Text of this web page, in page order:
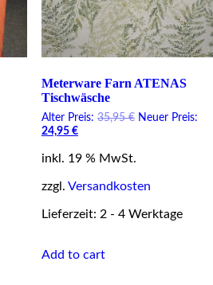
Meterware Farn ATENAS
Tischwäsche
Alter Preis: 35,95€ Original
Neuer Preis:
24,95 €Current
is:
inkl. 19 % MwSt.
zzgl. Versandkosten
Lieferzeit: 2 - 4 Werktage
Add to cart